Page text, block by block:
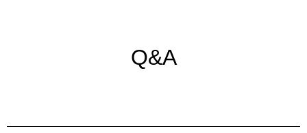
Q&A